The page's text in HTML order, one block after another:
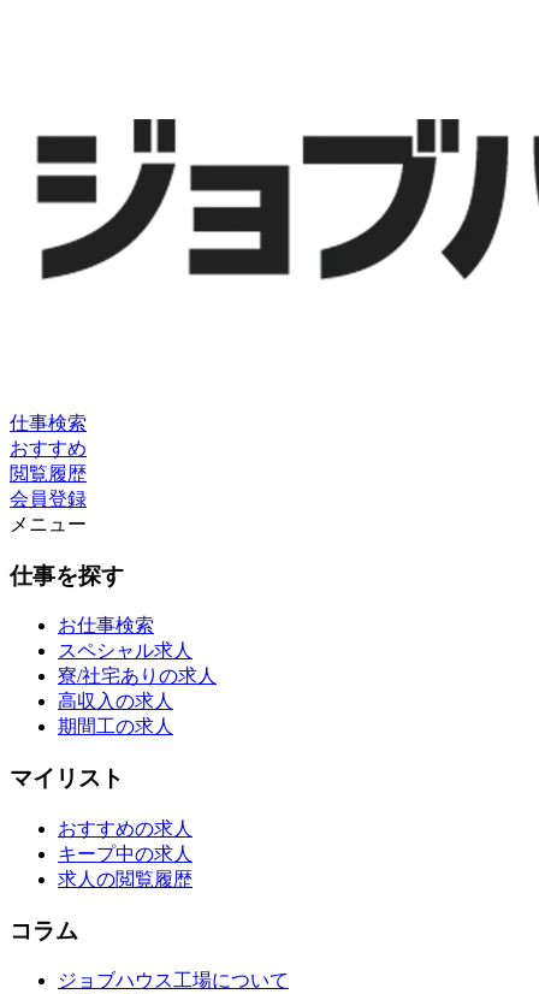
仕事検索
おすすめ
閲覧履歴
会員登録
メニュー
仕事を探す
お仕事検索
スペシャル求人
寮/社宅ありの求人
高収入の求人
期間工の求人
マイリスト
おすすめの求人
キープ中の求人
求人の閲覧履歴
コラム
ジョブハウス工場について